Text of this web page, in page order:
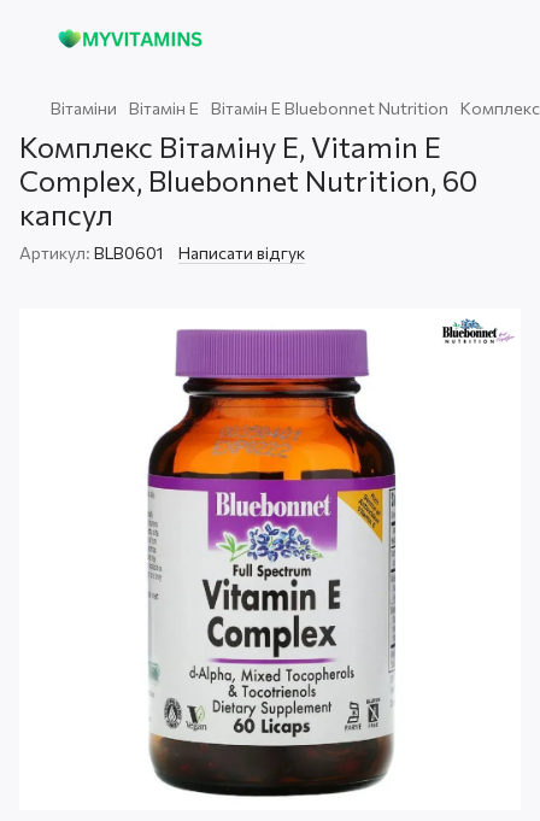
Вітаміни Вітамін Е Вітамін Е Bluebonnet Nutrition Комплекс
Комплекс Вітаміну E, Vitamin E
Complex, Bluebonnet Nutrition, 60
капсул
Артикул: BLB0601 Написати відгук